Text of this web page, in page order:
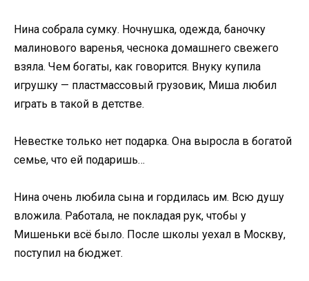
Нина собрала сумку. Ночнушка, одежда, баночку
малинового варенья, чеснока домашнего свежего
взяла. Чем богаты, как говорится. Внуку купила
игрушку — пластмассовый грузовик, Миша любил
играть в такой в детстве.
Невестке только нет подарка. Она выросла в богатой
семье, что ей подаришь…
Нина очень любила сына и гордилась им. Всю душу
вложила. Работала, не покладая рук, чтобы у
Мишеньки всё было. После школы уехал в Москву,
поступил на бюджет.